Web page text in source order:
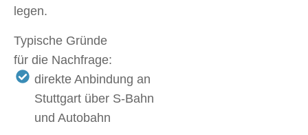
legen.
Typische Gründe
für die Nachfrage:
direkte Anbindung an
Stuttgart über S-Bahn
und Autobahn